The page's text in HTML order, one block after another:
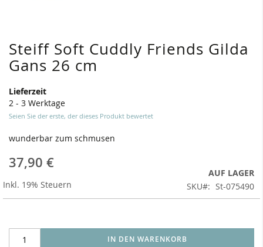
Steiff Soft Cuddly Friends Gilda
Gans 26 cm
Lieferzeit
2 - 3 Werktage
Seien Sie der erste, der dieses Produkt bewertet
wunderbar zum schmusen
37,90 €
Inkl. 19% Steuern
AUF LAGER
SKU
St-075490
IN DEN WARENKORB
Zum
Anfang
der
springen